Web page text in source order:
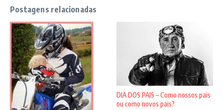
Postagens relacionadas
DIA DOS PAIS – Como nossos pais
ou como novos pais?